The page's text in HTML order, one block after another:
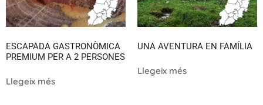
ESCAPADA GASTRONÒMICA
PREMIUM PER A 2 PERSONES
Llegeix més
UNA AVENTURA EN FAMÍLIA
Llegeix més